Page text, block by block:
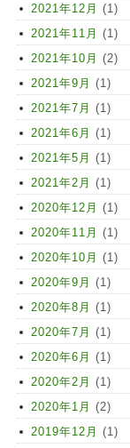
2021年12月 (1)
2021年11月 (1)
2021年10月 (2)
2021年9月 (1)
2021年7月 (1)
2021年6月 (1)
2021年5月 (1)
2021年2月 (1)
2020年12月 (1)
2020年11月 (1)
2020年10月 (1)
2020年9月 (1)
2020年8月 (1)
2020年7月 (1)
2020年6月 (1)
2020年2月 (1)
2020年1月 (2)
2019年12月 (1)